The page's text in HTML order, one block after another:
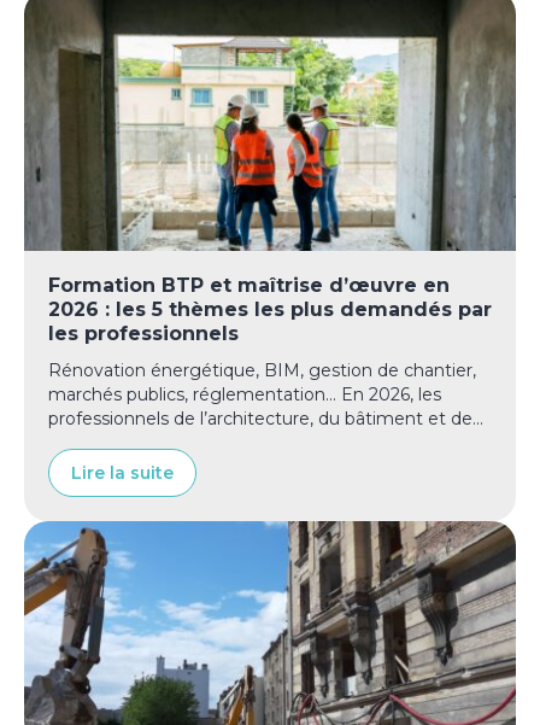
Formation BTP et maîtrise d’œuvre en
2026 : les 5 thèmes les plus demandés par
les professionnels
Rénovation énergétique, BIM, gestion de chantier,
marchés publics, réglementation… En 2026, les
professionnels de l’architecture, du bâtiment et de...
Lire la suite